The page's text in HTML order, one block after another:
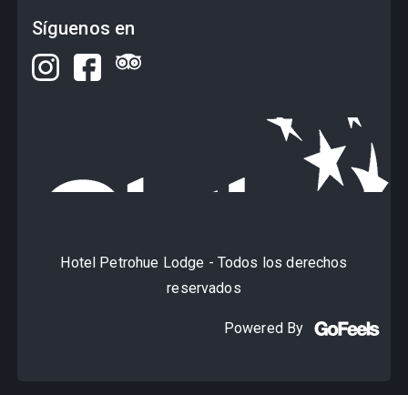
Síguenos en
Hotel Petrohue Lodge - Todos los derechos
reservados
Powered By